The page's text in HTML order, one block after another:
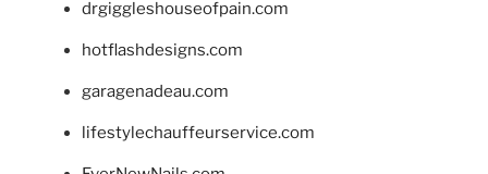
drgiggleshouseofpain.com
hotflashdesigns.com
garagenadeau.com
lifestylechauffeurservice.com